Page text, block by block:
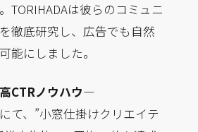
TORIHADAは彼らのコミュニ
徹底研究し、広告でも自然
能にしました。
CTRノウハウ—
て、”小窓仕掛けクリエイテ